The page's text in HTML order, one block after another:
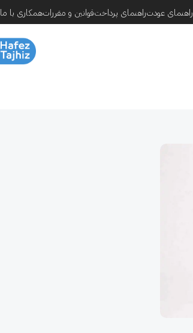
راهنمای عودتراهنمای پرداختقوانین و مقرراتهمکاری با ما